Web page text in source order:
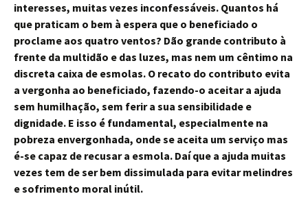
interesses, muitas vezes inconfessáveis. Quantos há
que praticam o bem à espera que o beneficiado o
proclame aos quatro ventos? Dão grande contributo à
frente da multidão e das luzes, mas nem um cêntimo na
discreta caixa de esmolas. O recato do contributo evita
a vergonha ao beneficiado, fazendo-o aceitar a ajuda
sem humilhação, sem ferir a sua sensibilidade e
dignidade. E isso é fundamental, especialmente na
pobreza envergonhada, onde se aceita um serviço mas
é-se capaz de recusar a esmola. Daí que a ajuda muitas
vezes tem de ser bem dissimulada para evitar melindres
e sofrimento moral inútil.